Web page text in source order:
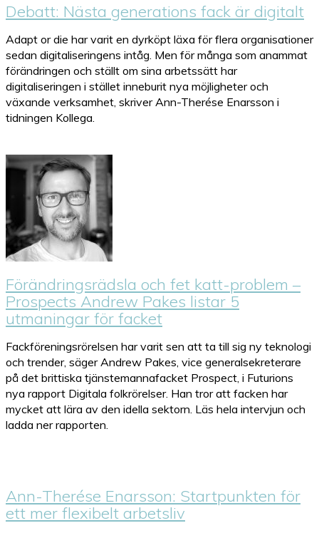
Debatt: Nästa generations fack är digitalt
Adapt or die har varit en dyrköpt läxa för flera organisationer
sedan digitaliseringens intåg. Men för många som anammat
förändringen och ställt om sina arbetssätt har
digitaliseringen i stället inneburit nya möjligheter och
växande verksamhet, skriver Ann-Therése Enarsson i
tidningen Kollega.
Förändringsrädsla och fet katt-problem –
Prospects Andrew Pakes listar 5
utmaningar för facket
Fackföreningsrörelsen har varit sen att ta till sig ny teknologi
och trender, säger Andrew Pakes, vice generalsekreterare
på det brittiska tjänstemannafacket Prospect, i Futurions
nya rapport Digitala folkrörelser. Han tror att facken har
mycket att lära av den idella sektorn. Läs hela intervjun och
ladda ner rapporten.
Ann-Therése Enarsson: Startpunkten för
ett mer flexibelt arbetsliv